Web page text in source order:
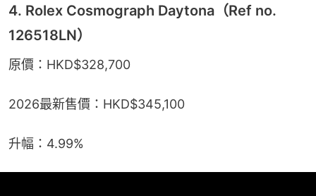
4. Rolex Cosmograph Daytona（Ref no.
126518LN）
原價：HKD$328,700
2026最新售價：HKD$345,100
升幅：4.99%